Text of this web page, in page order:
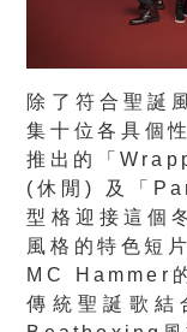
除了符合聖誕
集十位各具個
推出的「
(休閒) 及「
型格迎接這個
風格的特色短
MC Hammer
傳統聖誕歌結